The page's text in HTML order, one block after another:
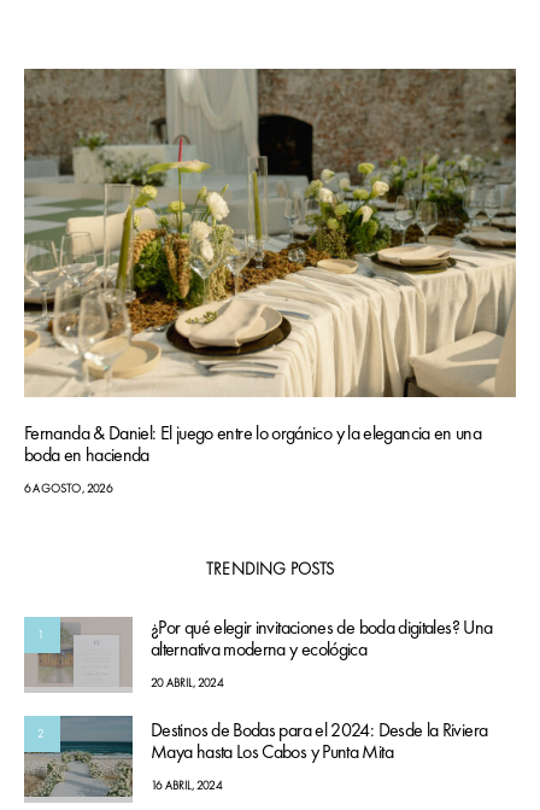
Fernanda & Daniel: El juego entre lo orgánico y la elegancia en una
boda en hacienda
6 AGOSTO, 2026
TRENDING POSTS
1
¿Por qué elegir invitaciones de boda digitales? Una
alternativa moderna y ecológica
20 ABRIL, 2024
2
Destinos de Bodas para el 2024: Desde la Riviera
Maya hasta Los Cabos y Punta Mita
16 ABRIL, 2024